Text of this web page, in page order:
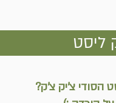
ליסט
הסודי צ'יק צ'ק?